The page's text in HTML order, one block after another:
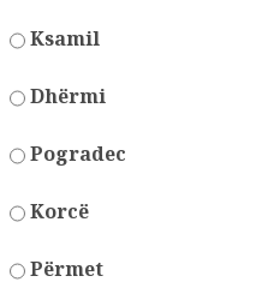
Ksamil
Dhërmi
Pogradec
Korcë
Përmet